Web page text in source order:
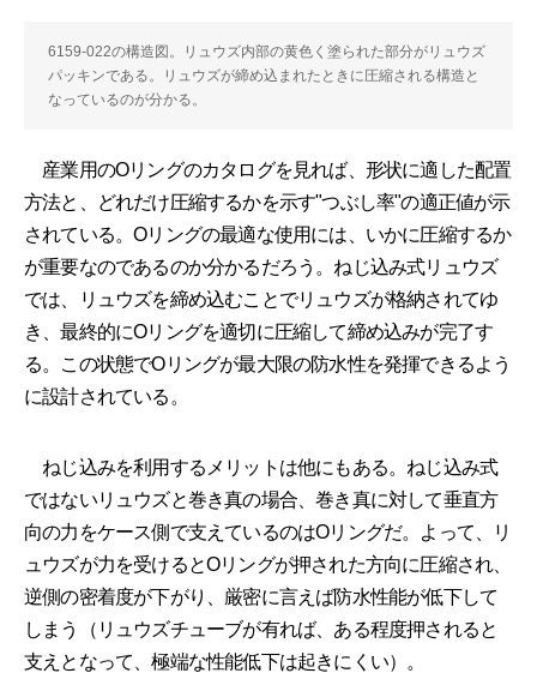
6159-022の構造図。リュウズ内部の黄色く塗られた部分がリュウズ
パッキンである。リュウズが締め込まれたときに圧縮される構造と
なっているのが分かる。
産業用のOリングのカタログを見れば、形状に適した配置
方法と、どれだけ圧縮するかを示す"つぶし率"の適正値が示
されている。Oリングの最適な使用には、いかに圧縮するか
が重要なのであるのか分かるだろう。ねじ込み式リュウズ
では、リュウズを締め込むことでリュウズが格納されてゆ
き、最終的にOリングを適切に圧縮して締め込みが完了す
る。この状態でOリングが最大限の防水性を発揮できるよう
に設計されている。
ねじ込みを利用するメリットは他にもある。ねじ込み式
ではないリュウズと巻き真の場合、巻き真に対して垂直方
向の力をケース側で支えているのはOリングだ。よって、リ
ュウズが力を受けるとOリングが押された方向に圧縮され、
逆側の密着度が下がり、厳密に言えば防水性能が低下して
しまう（リュウズチューブが有れば、ある程度押されると
支えとなって、極端な性能低下は起きにくい）。